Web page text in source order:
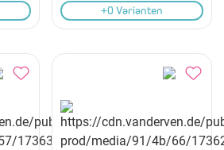
+0 Varianten